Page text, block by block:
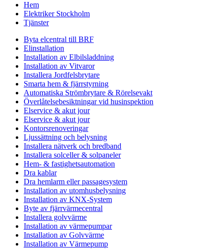
Hem
Elektriker Stockholm
Tjänster
Byta elcentral till BRF
Elinstallation
Installation av Elbilsladdning
Installation av Vitvaror
Installera Jordfelsbrytare
Smarta hem & fjärrstyrning
Automatiska Strömbrytare & Rörelsevakt
Överlåtelsebesiktningar vid husinspektion
Elservice & akut jour
Elservice & akut jour
Kontorsrenoveringar
Ljussättning och belysning
Installera nätverk och bredband
Installera solceller & solpaneler
Hem- & fastighetsautomation
Dra kablar
Dra hemlarm eller passagesystem
Installation av utomhusbelysning
Installation av KNX-System
Byte av fjärrvärmecentral
Installera golvvärme
Installation av värmepumpar
Installation av Golvvärme
Installation av Värmepump